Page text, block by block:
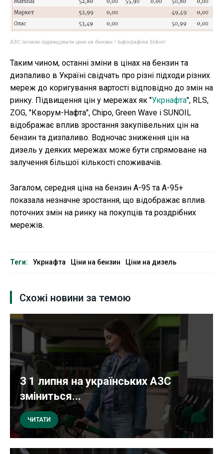
АЗС почали підвищувати ціни на бензин / Інфографіка Enkorr
Таким чином, останні зміни в цінах на бензин та
дизпаливо в Україні свідчать про різні підходи різних
мереж до коригування вартості відповідно до змін на
ринку. Підвищення цін у мережах як "Укрнафта", RLS,
ZOG, "Кворум-Нафта", Chipo, Green Wave і SUNOIL
відображає вплив зростання закупівельних цін на
бензин та дизпаливо. Водночас зниження цін на
дизель у деяких мережах може бути спрямоване на
залучення більшої кількості споживачів.
Загалом, середня ціна на бензин А-95 та А-95+
показала незначне зростання, що відображає вплив
поточних змін на ринку на покупців та роздрібних
мережів.
Теги: Укрнафта Ціни на бензин Ціни на дизель
Схожі новини за темою
З 1 липня на українських АЗС
зміниться...
ЧИТАТИ